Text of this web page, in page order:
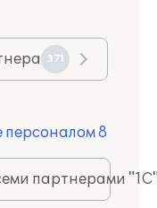
371
персоналом 8
партнерами